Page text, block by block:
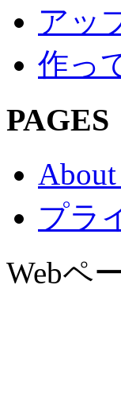
アッ
作っ
PAGES
プラ
Webペ